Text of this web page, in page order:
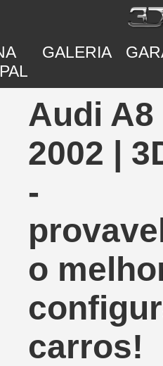
GALERIA
Audi A8
2002 |
-
o
carros!